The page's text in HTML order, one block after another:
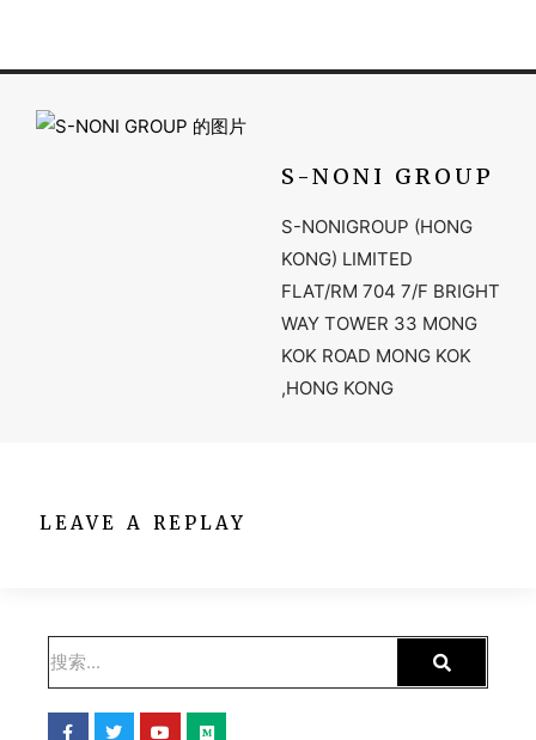
S-NONI GROUP
S-NONIGROUP (HONG
KONG) LIMITED
FLAT/RM 704 7/F BRIGHT
WAY TOWER 33 MONG
KOK ROAD MONG KOK
,HONG KONG
LEAVE A REPLAY